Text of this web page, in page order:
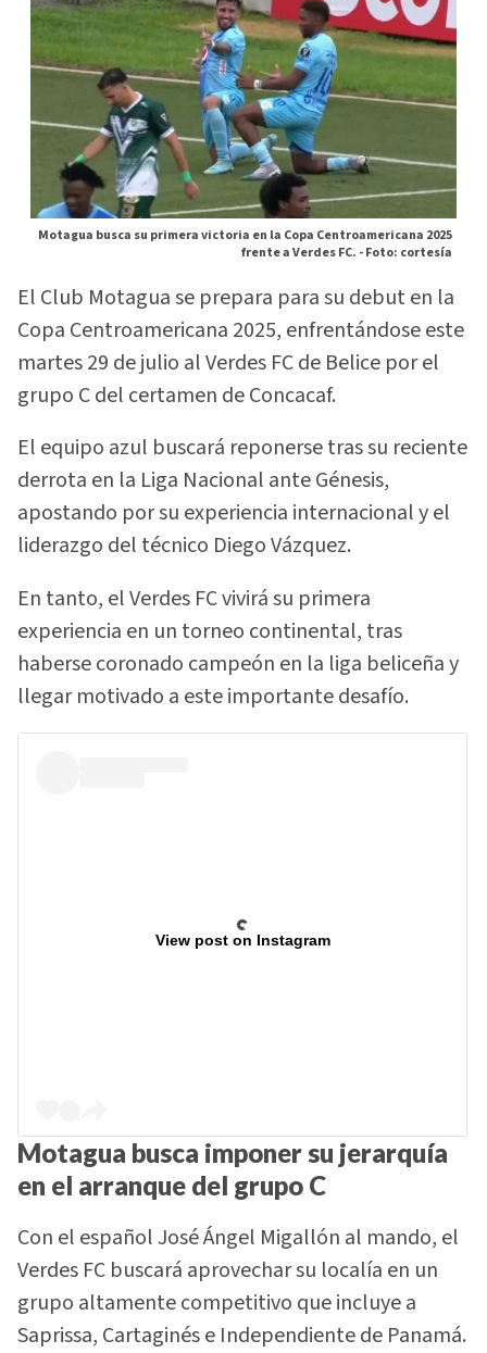
Motagua busca su primera victoria en la Copa Centroamericana 2025
frente a Verdes FC. -Foto: cortesía
El Club Motagua se prepara para su debut en la
Copa Centroamericana 2025, enfrentándose este
martes 29 de julio al Verdes FC de Belice por el
grupo C del certamen de Concacaf.
El equipo azul buscará reponerse tras su reciente
derrota en la Liga Nacional ante Génesis,
apostando por su experiencia internacional y el
liderazgo del técnico Diego Vázquez.
En tanto, el Verdes FC vivirá su primera
experiencia en un torneo continental, tras
haberse coronado campeón en la liga beliceña y
llegar motivado a este importante desafío.
View post on Instagram
Motagua busca imponer su jerarquía
en el arranque del grupo C
Con el español José Ángel Migallón al mando, el
Verdes FC buscará aprovechar su localía en un
grupo altamente competitivo que incluye a
Saprissa, Cartaginés e Independiente de Panamá.